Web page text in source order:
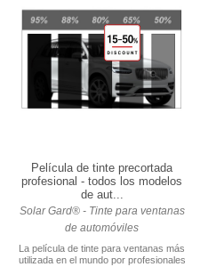
Película de tinte precortada
profesional - todos los modelos
de aut...
Solar Gard® - Tinte para ventanas
de automóviles
La película de tinte para ventanas más
utilizada en el mundo por profesionales